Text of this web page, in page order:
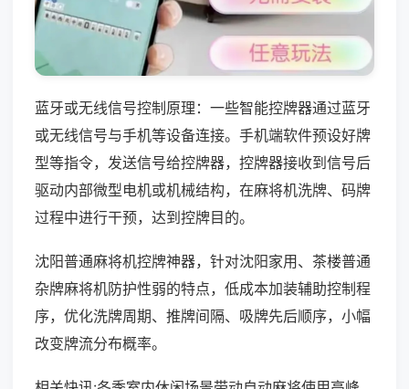
蓝牙或无线信号控制原理：一些智能控牌器通过蓝牙
或无线信号与手机等设备连接。手机端软件预设好牌
型等指令，发送信号给控牌器，控牌器接收到信号后
驱动内部微型电机或机械结构，在麻将机洗牌、码牌
过程中进行干预，达到控牌目的。
沈阳普通麻将机控牌神器，针对沈阳家用、茶楼普通
杂牌麻将机防护性弱的特点，低成本加装辅助控制程
序，优化洗牌周期、推牌间隔、吸牌先后顺序，小幅
改变牌流分布概率。